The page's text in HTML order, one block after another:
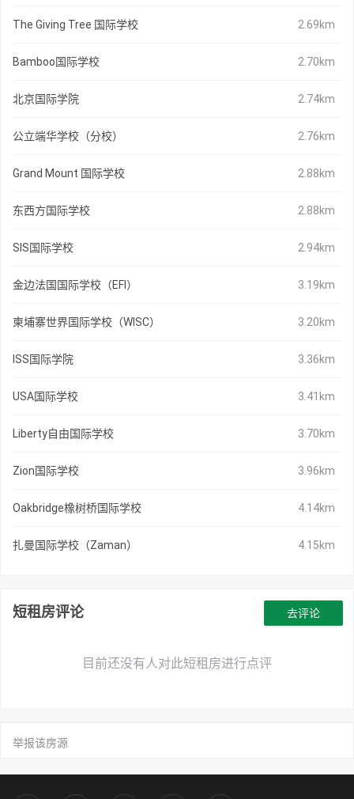
The Giving Tree 国际学校 2.69km
Bamboo国际学校 2.70km
北京国际学院 2.74km
公立端华学校（分校） 2.76km
Grand Mount 国际学校 2.88km
东西方国际学校 2.88km
SIS国际学校 2.94km
金边法国国际学校（EFI） 3.19km
柬埔寨世界国际学校（WISC） 3.20km
ISS国际学院 3.36km
USA国际学校 3.41km
Liberty自由国际学校 3.70km
Zion国际学校 3.96km
Oakbridge橡树桥国际学校 4.14km
扎曼国际学校（Zaman） 4.15km
短租房评论
目前还没有人对此短租房进行点评
去评论
举报该房源